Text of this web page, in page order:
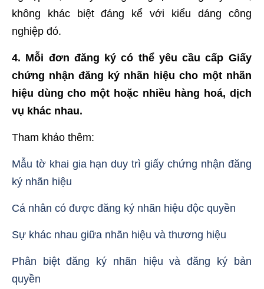
không khác biệt đáng kể với kiểu dáng công
nghiệp đó.
4. Mỗi đơn đăng ký có thể yêu cầu cấp Giấy
chứng nhận đăng ký nhãn hiệu cho một nhãn
hiệu dùng cho một hoặc nhiều hàng hoá, dịch
vụ khác nhau.
Tham khảo thêm:
Mẫu tờ khai gia hạn duy trì giấy chứng nhận đăng
ký nhãn hiệu
Cá nhân có được đăng ký nhãn hiệu độc quyền
Sự khác nhau giữa nhãn hiệu và thương hiệu
Phân biệt đăng ký nhãn hiệu và đăng ký bản
quyền